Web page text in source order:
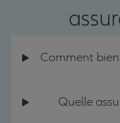
Comment
Quelle